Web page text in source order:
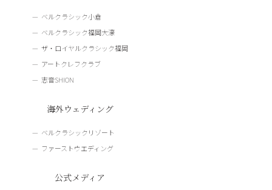
ベルクラシック小倉
ベルクラシック福岡大濠
ザ・ロイヤルクラシック福岡
アートクレフクラブ
志音SHION
海外ウェディング
ベルクラシックリゾート
ファーストウエディング
公式メディア